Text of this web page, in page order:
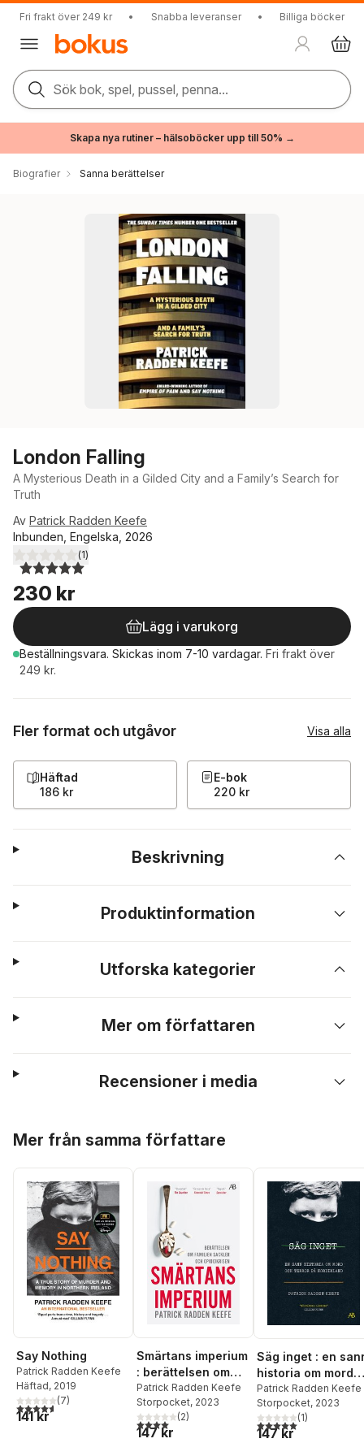
Fri frakt över 249 kr • Snabba leveranser • Billiga böcker
Sök bok, spel, pussel, penna...
Skapa nya rutiner – hälsoböcker upp till 50% →
Biografier Sanna berättelser
London Falling
A Mysterious Death in a Gilded City and a Family’s Search for
Truth
Av Patrick Radden Keefe
Inbunden, Engelska, 2026
5,0utav 5 stjärnor. Totalt antal röster:
(1)
230 kr
Lägg i varukorg
Beställningsvara. Skickas inom 7-10 vardagar. Fri frakt över
249 kr.
Fler format och utgåvor Visa alla
Häftad
186 kr
E-bok
220 kr
Beskrivning
Produktinformation
Utforska kategorier
Mer om författaren
Recensioner i media
Mer från samma författare
Say Nothing
Patrick Radden Keefe
Häftad, 2019
4,6utav 5 stjärnor. Totalt antal röster:
(7)
141 kr
Smärtans imperium
: berättelsen om
familjen Sackler
och opioidkrisen
Patrick Radden Keefe
Storpocket, 2023
4,0utav 5 stjärnor. Totalt antal röster:
(2)
147 kr
Säg inget : en
historia om mord
och terror på
Nordirland
Patrick Radden Keefe
Storpocket, 2023
5,0utav 5 stjärnor.
(1)
147 kr